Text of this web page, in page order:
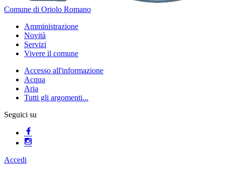
Comune di Oriolo Romano
Amministrazione
Novità
Servizi
Vivere il comune
Accesso all'informazione
Acqua
Aria
Tutti gli argomenti...
Seguici su
Accedi